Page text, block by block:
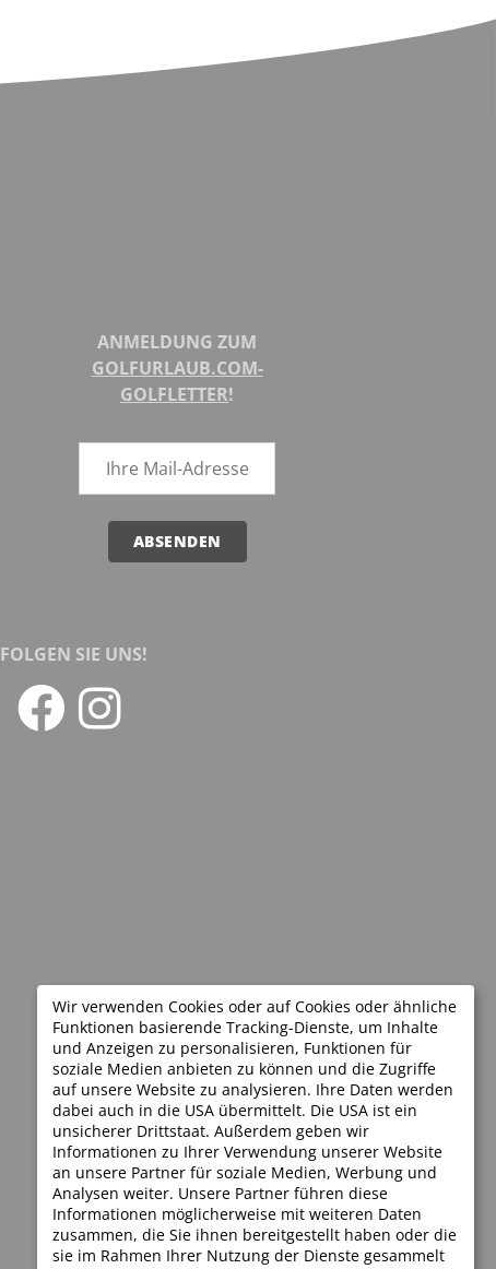
ANMELDUNG ZUM
GOLFURLAUB.COM-
GOLFLETTER!
ABSENDEN
FOLGEN SIE UNS!
Wir verwenden Cookies oder auf Cookies oder ähnliche
Funktionen basierende Tracking-Dienste, um Inhalte
und Anzeigen zu personalisieren, Funktionen für
soziale Medien anbieten zu können und die Zugriffe
auf unsere Website zu analysieren. Ihre Daten werden
dabei auch in die USA übermittelt. Die USA ist ein
unsicherer Drittstaat. Außerdem geben wir
Informationen zu Ihrer Verwendung unserer Website
an unsere Partner für soziale Medien, Werbung und
Analysen weiter. Unsere Partner führen diese
Informationen möglicherweise mit weiteren Daten
zusammen, die Sie ihnen bereitgestellt haben oder die
sie im Rahmen Ihrer Nutzung der Dienste gesammelt